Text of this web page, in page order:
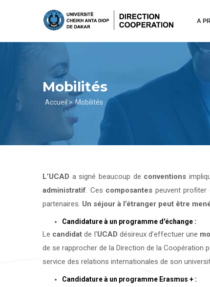
principal
A
Mobilités
Fil
d'Ariane
Accueil > Mobilités
L’UCAD a signé beaucoup de conventions
administratif. Ces composantes peuvent profiter
partenaires. Un séjour à l’étranger peut être
Candidature à un programme d'échange :
Le candidat de l’UCAD désireux d’effectuer une
de se rapprocher de la Direction de la Coopération
service des relations internationales de son
Candidature à un programme Erasmus + :